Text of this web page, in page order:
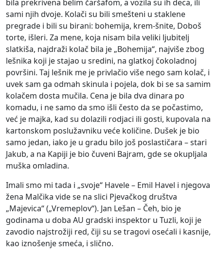
bila prekrivena belim čaršafom, a vozila su ih deca, ili
sami njih dvoje. Kolači su bili smešteni u staklene
pregrade i bili su birani: bohemija, krem-šnite, Doboš
torte, išleri. Za mene, koja nisam bila veliki ljubitelj
slatkiša, najdraži kolač bila je „Bohemija“, najviše zbog
lešnika koji je stajao u sredini, na glatkoj čokoladnoj
površini. Taj lešnik me je privlačio više nego sam kolač, i
uvek sam ga odmah skinula i pojela, dok bi se sa samim
kolačem dosta mučila. Cena je bila dva dinara po
komadu, i ne samo da smo išli često da se počastimo,
već je majka, kad su dolazili rodjaci ili gosti, kupovala na
kartonskom poslužavniku veće količine. Dušek je bio
samo jedan, iako je u gradu bilo još poslastičara – stari
Jakub, a na Kapiji je bio čuveni Bajram, gde se okupljala
muška omladina.
Imali smo mi tada i „svoje“ Havele – Emil Havel i njegova
žena Malčika vide se na slici Pjevačkog društva
„Majevica“ („Vremeplov“). Jan Lešan – Čeh, bio je
godinama u doba AU gradski inspektor u Tuzli, koji je
zavodio najstrožiji red, čiji su se tragovi osećali i kasnije,
kao iznošenje smeća, i slično.